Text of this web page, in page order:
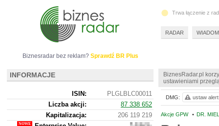
BiznesRadar.pl
ustawieniami
Akcje GPW • DR.
DMG: ustaw alert
Biznesradar bez reklam? Sprawdź BR Plus
INFORMACJE
ISIN:
PLGLBLC00011
Liczba akcji:
87 338 652
Kapitalizacja:
206 119 219
Trwa łączenie z
RADAR